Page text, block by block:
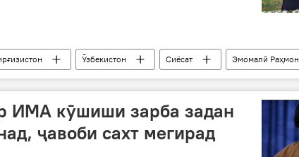
Ӯзбекистон Сиёсат
Эмомалӣ Раҳмон
Содир Ҷабборов Нишасти сарони се кишвар дар Хуҷанд
ИМА кӯшиши зарба задан
ҷавоби сахт мегирад